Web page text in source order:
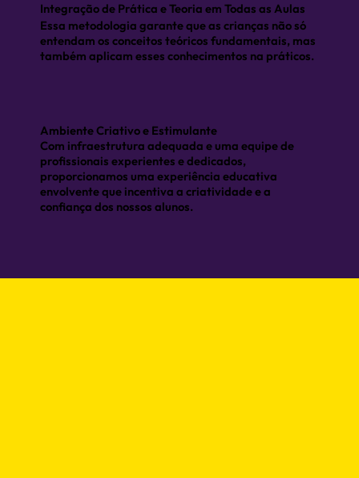
Integração de Prática e Teoria em Todas as Aulas
Essa metodologia garante que as crianças não só
entendam os conceitos teóricos fundamentais, mas
também aplicam esses conhecimentos na práticos.
Ambiente Criativo e Estimulante
Com infraestrutura adequada e uma equipe de
profissionais experientes e dedicados,
proporcionamos uma experiência educativa
envolvente que incentiva a criatividade e a
confiança dos nossos alunos.